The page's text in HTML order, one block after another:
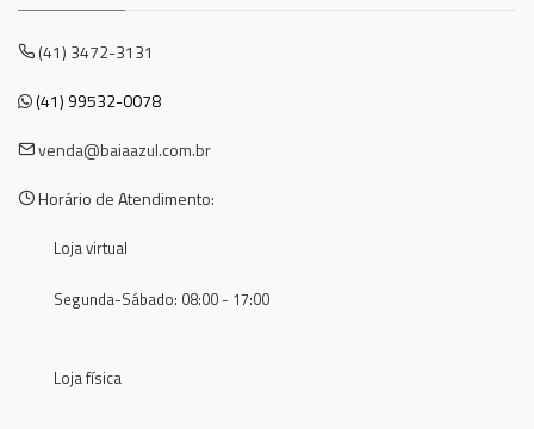
(41) 3472-3131
(41) 99532-0078
venda@baiaazul.com.br
Horário de Atendimento:
Loja virtual
Segunda-Sábado: 08:00 - 17:00
Loja física